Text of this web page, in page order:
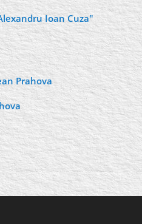
Ioan Cuza"
Prahova